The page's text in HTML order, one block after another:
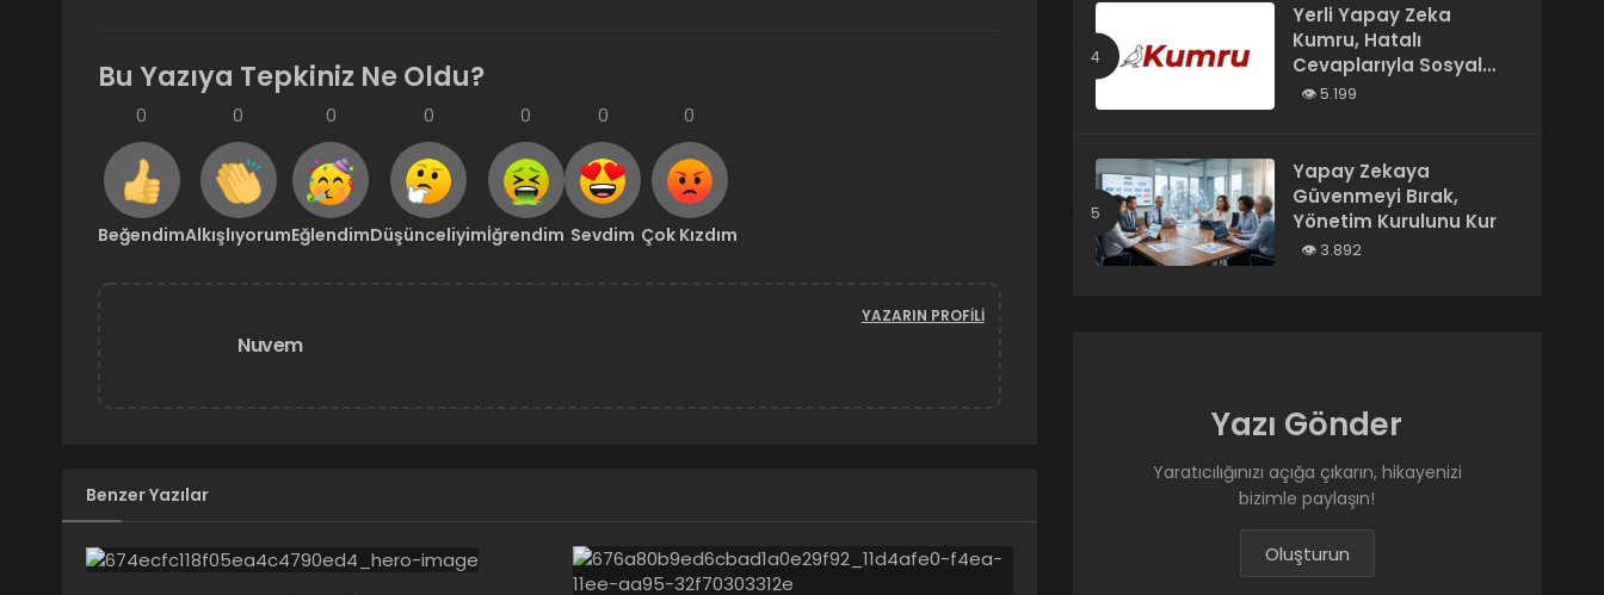
Bu Yazıya Tepkiniz Ne Oldu?
0
Beğendim
0
Alkışlıyorum
0
Eğlendim
0
Düşünceliyim
0
İğrendim
0
Sevdim
0
Çok Kızdım
Nuvem
YAZARIN PROFILI
Benzer Yazılar
Yerli Yapay Zeka
Kumru, Hatalı
Cevaplarıyla Sosyal
Medyada Gündem
5.199
Yapay Zekaya
Güvenmeyi Bırak,
Yönetim Kurulunu Kur
3.892
Yazı Gönder
Yaratıcılığınızı açığa çıkarın, hikayenizi
bizimle paylaşın!
Oluşturun